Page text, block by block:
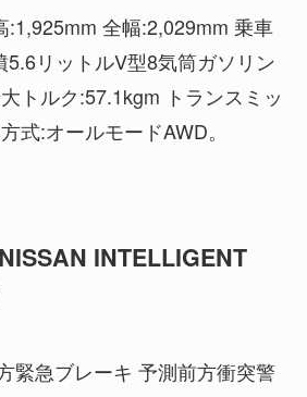
:1,925mm 全幅:2,029mm 乗車
5.6リットルV型8気筒ガソリン
トルク:57.1kgm トランスミッ
式:オールモードAWD。
INTELLIGENT
緊急ブレーキ 予測前方衝突警